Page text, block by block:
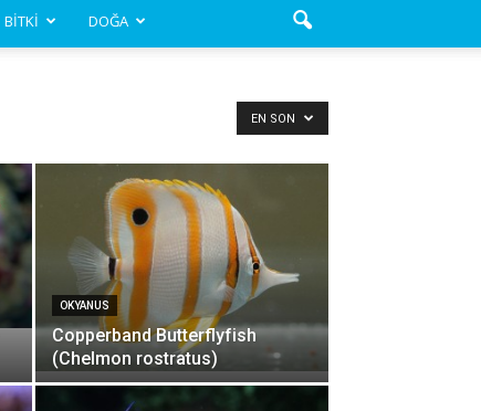
BİTKİ DOĞA
EN SON
OKYANUS
Copperband Butterflyfish
(Chelmon rostratus)